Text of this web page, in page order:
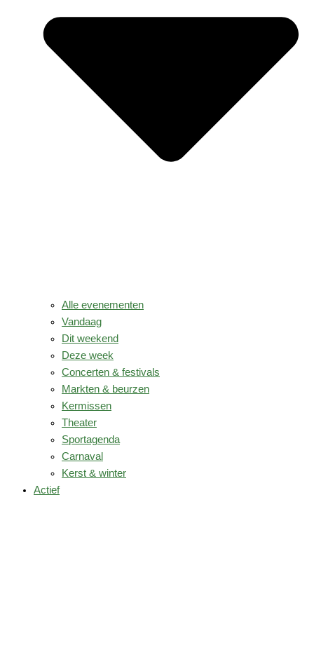
Alle evenementen
Vandaag
Dit weekend
Deze week
Concerten & festivals
Markten & beurzen
Kermissen
Theater
Sportagenda
Carnaval
Kerst & winter
Actief